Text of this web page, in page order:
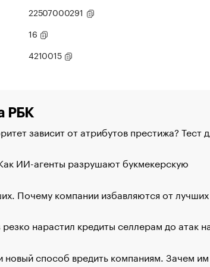
22507000291
16
4210015
РБК
зависит от атрибутов престижа? Тест
ИИ-агенты разрушают букмекерскую
Почему компании избавляются от лучших
нарастил кредиты селлерам до атак
новый способ вредить компаниям. Зачем